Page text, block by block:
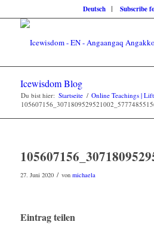
Deutsch Subscribe
Icewisdom Blog
Du bist hier: Startseite / Online Teachings |
27. Juni 2020 / von michaela
Eintrag teilen